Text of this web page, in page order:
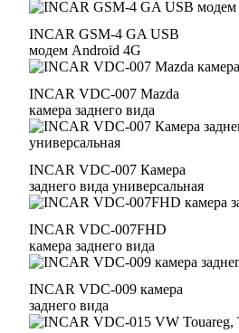
INCAR GSM-4 GA USB
модем Android 4G
INCAR VDC-007 Mazda
камера заднего вида
INCAR VDC-007 Камера
заднего вида универсальная
INCAR VDC-007FHD
камера заднего вида
INCAR VDC-009 камера
заднего вида